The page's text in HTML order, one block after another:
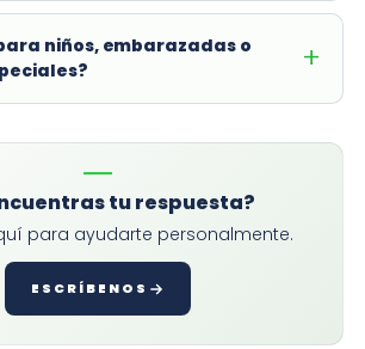
niños, embarazadas o
tu respuesta?
para ayudarte personalmente.
ESCRÍBENOS